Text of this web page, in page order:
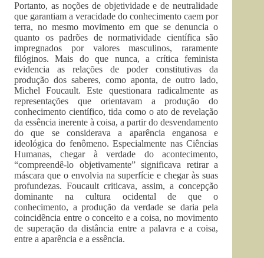
Portanto, as noções de objetividade e de neutralidade
que garantiam a veracidade do conhecimento caem por
terra, no mesmo movimento em que se denuncia o
quanto os padrões de normatividade científica são
impregnados por valores masculinos, raramente
filóginos. Mais do que nunca, a crítica feminista
evidencia as relações de poder constitutivas da
produção dos saberes, como aponta, de outro lado,
Michel Foucault. Este questionara radicalmente as
representações que orientavam a produção do
conhecimento científico, tida como o ato de revelação
da essência inerente à coisa, a partir do desvendamento
do que se considerava a aparência enganosa e
ideológica do fenômeno. Especialmente nas Ciências
Humanas, chegar à verdade do acontecimento,
“compreendê-lo objetivamente” significava retirar a
máscara que o envolvia na superfície e chegar às suas
profundezas. Foucault criticava, assim, a concepção
dominante na cultura ocidental de que o
conhecimento, a produção da verdade se daria pela
coincidência entre o conceito e a coisa, no movimento
de superação da distância entre a palavra e a coisa,
entre a aparência e a essência.